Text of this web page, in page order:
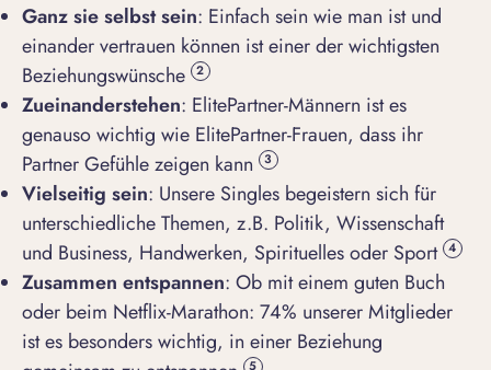
Ganz sie selbst sein: Einfach sein wie man ist und
einander vertrauen können ist einer der wichtigsten
Beziehungswünsche
2
Zueinanderstehen: ElitePartner-Männern ist es
genauso wichtig wie ElitePartner-Frauen, dass ihr
Partner Gefühle zeigen kann
3
Vielseitig sein: Unsere Singles begeistern sich für
unterschiedliche Themen, z.B. Politik, Wissenschaft
und Business, Handwerken, Spirituelles oder Sport
4
Zusammen entspannen: Ob mit einem guten Buch
oder beim Netflix-Marathon: 74% unserer Mitglieder
ist es besonders wichtig, in einer Beziehung
5